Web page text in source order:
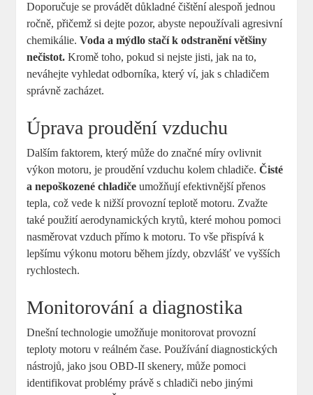
Doporučuje se provádět důkladné čištění alespoň jednou
ročně, přičemž si dejte pozor, abyste nepoužívali agresivní
chemikálie.Voda a mýdlo stačí k odstranění většiny
nečistot. Kromě toho, pokud si nejste jisti, jak na to,
neváhejte vyhledat odborníka, který ví, jak s chladičem
správně zacházet.
Úprava proudění vzduchu
Dalším faktorem, který může do značné míry ovlivnit
výkon motoru, je proudění vzduchu kolem chladiče.Čisté
a nepoškozené chladiče umožňují efektivnější přenos
tepla, což vede k nižší provozní teplotě motoru. Zvažte
také použití aerodynamických krytů, které mohou pomoci
nasměrovat vzduch přímo k motoru. To vše přispívá k
lepšímu výkonu motoru během jízdy, obzvlášť ve vyšších
rychlostech.
Monitorování a diagnostika
Dnešní technologie umožňuje monitorovat provozní
teploty motoru v reálném čase. Používání diagnostických
nástrojů, jako jsou OBD-II skenery, může pomoci
identifikovat problémy právě s chladiči nebo jinými